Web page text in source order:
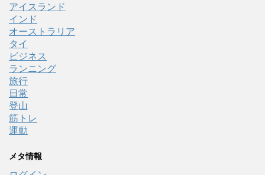
アイスランド
インド
オーストラリア
タイ
ビジネス
ランニング
旅行
日常
登山
筋トレ
運動
メタ情報